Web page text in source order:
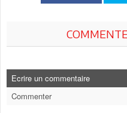
Ecrire un commentaire
Commenter